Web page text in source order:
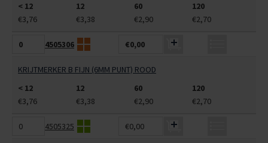
< 12
12 60
120
€3,76
€3,38 €2,90 €2,70
4505306 €0,00
KRIJTMERKER B FIJN (6MM PUNT) ROOD
< 12
12 60
120
€3,76
€3,38 €2,90 €2,70
4505325 €0,00